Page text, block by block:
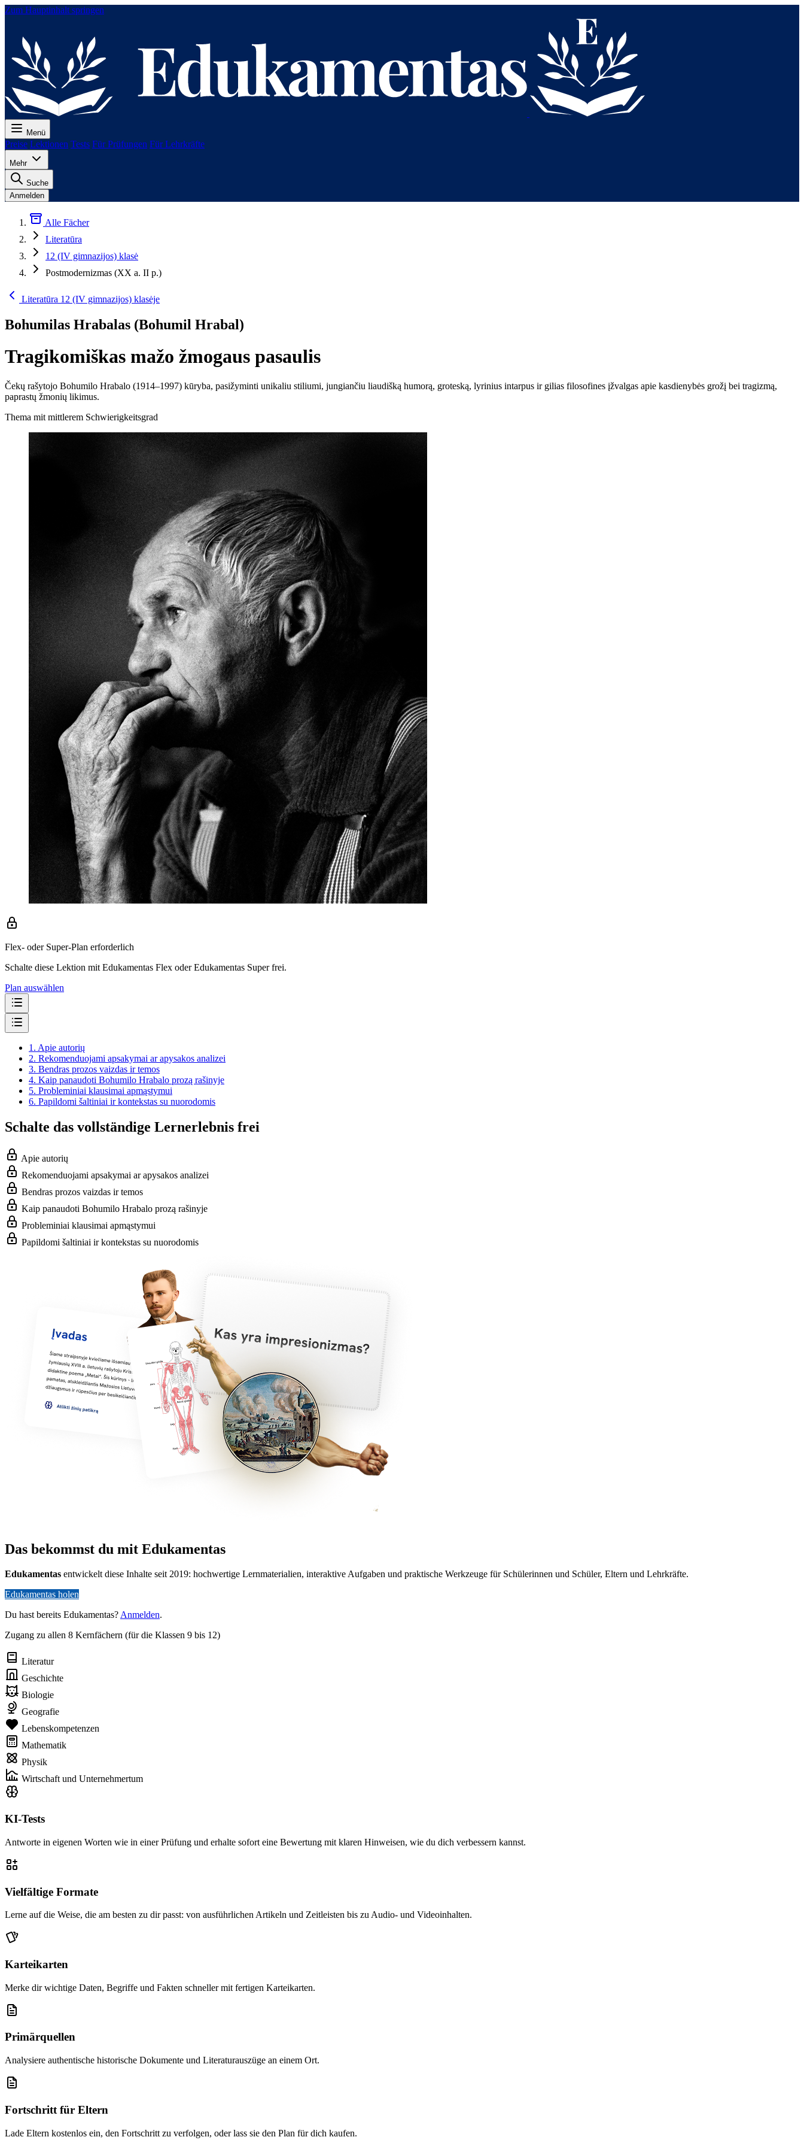
Zum Hauptinhalt springen
Menü
Preise Lektionen Tests Für Prüfungen Für Lehrkräfte
Mehr
Suche
Anmelden
Alle Fächer
Literatūra
12 (IV gimnazijos) klasė
Postmodernizmas (XX a. II p.)
Literatūra 12 (IV gimnazijos) klasėje
Bohumilas Hrabalas (Bohumil Hrabal)
Tragikomiškas mažo žmogaus pasaulis
Čekų rašytojo Bohumilo Hrabalo (1914–1997) kūryba, pasižyminti unikaliu stiliumi, jungiančiu liaudišką humorą, groteską, lyrinius intarpus ir gilias filosofines įžvalgas apie kasdienybės grožį bei tragizmą,
paprastų žmonių likimus.
Thema mit mittlerem Schwierigkeitsgrad
Flex- oder Super-Plan erforderlich
Schalte diese Lektion mit Edukamentas Flex oder Edukamentas Super frei.
Plan auswählen
1. Apie autorių
2. Rekomenduojami apsakymai ar apysakos analizei
3. Bendras prozos vaizdas ir temos
4. Kaip panaudoti Bohumilo Hrabalo prozą rašinyje
5. Probleminiai klausimai apmąstymui
6. Papildomi šaltiniai ir kontekstas su nuorodomis
Schalte das vollständige Lernerlebnis frei
Apie autorių
Rekomenduojami apsakymai ar apysakos analizei
Bendras prozos vaizdas ir temos
Kaip panaudoti Bohumilo Hrabalo prozą rašinyje
Probleminiai klausimai apmąstymui
Papildomi šaltiniai ir kontekstas su nuorodomis
Das bekommst du mit Edukamentas
Edukamentas entwickelt diese Inhalte seit 2019: hochwertige Lernmaterialien, interaktive Aufgaben und praktische Werkzeuge für Schülerinnen und Schüler, Eltern und Lehrkräfte.
Edukamentas holen
Du hast bereits Edukamentas?Anmelden.
Zugang zu allen 8 Kernfächern (für die Klassen 9 bis 12)
Literatur
Geschichte
Biologie
Geografie
Lebenskompetenzen
Mathematik
Physik
Wirtschaft und Unternehmertum
KI-Tests
Antworte in eigenen Worten wie in einer Prüfung und erhalte sofort eine Bewertung mit klaren Hinweisen, wie du dich verbessern kannst.
Vielfältige Formate
Lerne auf die Weise, die am besten zu dir passt: von ausführlichen Artikeln und Zeitleisten bis zu Audio- und Videoinhalten.
Karteikarten
Merke dir wichtige Daten, Begriffe und Fakten schneller mit fertigen Karteikarten.
Primärquellen
Analysiere authentische historische Dokumente und Literaturauszüge an einem Ort.
Fortschritt für Eltern
Lade Eltern kostenlos ein, den Fortschritt zu verfolgen, oder lass sie den Plan für dich kaufen.